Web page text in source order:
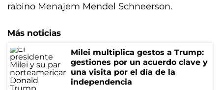
rabino Menajem Mendel Schneerson.
Más noticias
Milei multiplica gestos a Trump:
gestiones por un acuerdo clave y
una visita por el día de la
independencia